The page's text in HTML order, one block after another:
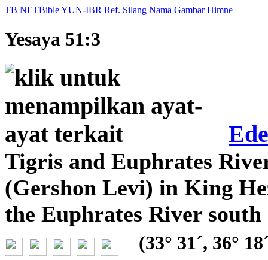
TB NETBibleYUN-IBR Ref. Silang Nama Gambar Himne
Yesaya 51:3
Tigris and Euphrates
(Gershon Levi) in King
the Euphrates River
(33° 31´, 36°